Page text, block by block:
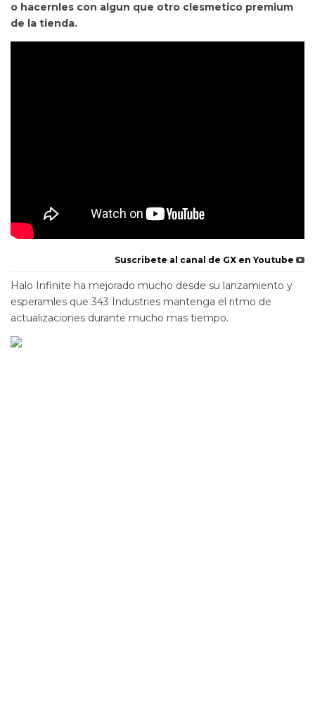
o hacernles con algun que otro clesmetico premium
de la tienda.
Suscribete al canal de GX en Youtube
Halo Infinite ha mejorado mucho desde su lanzamiento y
esperamles que 343 Industries mantenga el ritmo de
actualizaciones durante mucho mas tiempo.